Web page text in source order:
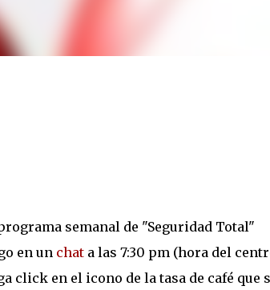
semanal de "Seguridad Total"
en un chat a las 7:30 pm (hora del
click en el icono de la tasa de café que